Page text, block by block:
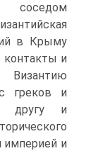
соседом
в Крыму
контакты и
Византию
греков и
другу и
империей и